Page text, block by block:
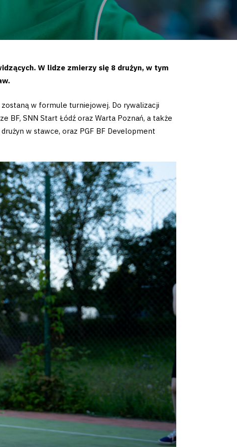
W lidze zmierzy się 8 drużyn, w tym
w formule turniejowej. Do rywalizacji
BF, SNN Start Łódź oraz Warta Poznań, a także
w stawce, oraz PGF BF Development